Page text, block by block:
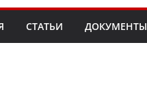
СТАТЬИ ДОКУМЕНТЫ